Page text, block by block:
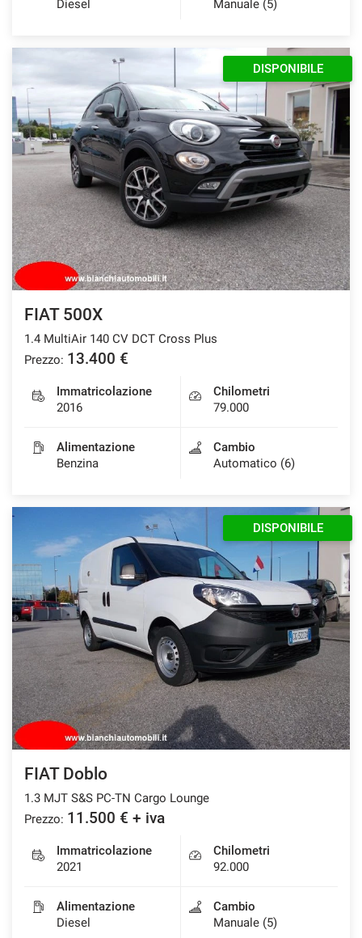
Diesel Manuale (5)
DISPONIBILE
FIAT 500X
1.4 MultiAir 140 CV DCT Cross Plus
Prezzo: 13.400 €
Immatricolazione
2016
Chilometri
79.000
Alimentazione
Benzina
Cambio
Automatico (6)
DISPONIBILE
FIAT Doblo
1.3 MJT S&S PC-TN Cargo Lounge
Prezzo: 11.500 € + iva
Immatricolazione
2021
Chilometri
92.000
Alimentazione
Diesel
Cambio
Manuale (5)